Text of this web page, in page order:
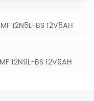
12N5L-BS 12V5AH
12N9L-BS 12V9AH